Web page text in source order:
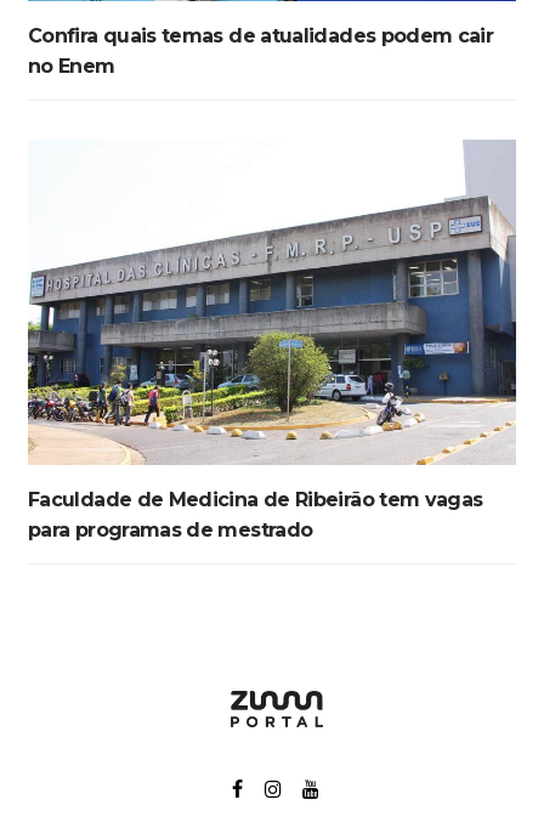
Confira quais temas de atualidades podem cair
no Enem
Faculdade de Medicina de Ribeirão tem vagas
para programas de mestrado